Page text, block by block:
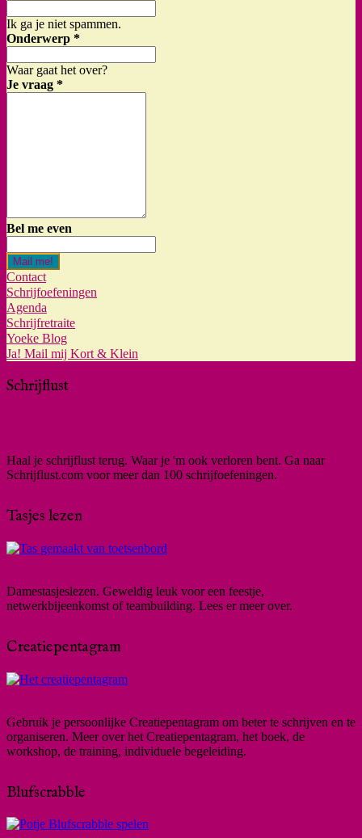
Ik ga je niet spammen.
Onderwerp *
Waar gaat het over?
Je vraag *
Bel me even
Mail me!
Contact
Schrijfoefeningen
Agenda
Schrijfretraite
Yoeke Blog
Ja! Mail mij Kort & Klein
Schrijflust
Haal je schrijflust terug. Waar je 'm ook verloren bent. Ga naar
Schrijflust.com voor meer dan 100 schrijfoefeningen.
Tasjes lezen
Damestasjeslezen. Geweldig leuk voor een feestje,
netwerkbijeenkomst of teambuilding. Lees er meer over.
Creatiepentagram
Gebruik je persoonlijke Creatiepentagram om beter te schrijven en te
organiseren. Meer over het Creatiepentagram, het boek, de
workshop, de training, individuele begeleiding.
Blufscrabble